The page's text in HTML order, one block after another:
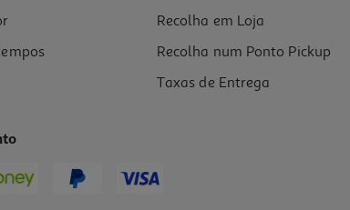
Recolha em Loja
Recolha num Ponto Pickup
Taxas de Entrega